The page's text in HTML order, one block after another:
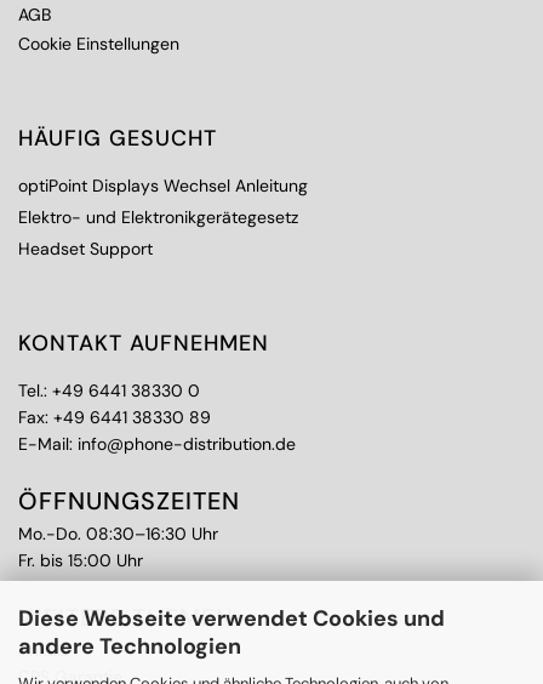
Diese Webseite verwendet Cookies und
andere Technologien
AGB
Cookie Einstellungen
HÄUFIG GESUCHT
optiPoint Displays Wechsel Anleitung
Elektro- und Elektronikgerätegesetz
Headset Support
KONTAKT AUFNEHMEN
Tel.: +49 6441 38330 0
Fax: +49 6441 38330 89
E-Mail: info@phone-distribution.de
ÖFFNUNGSZEITEN
Mo.-Do. 08:30–16:30 Uhr
Fr. bis 15:00 Uhr
WEITERE THEMEN
Ankauf
CPS Garantie